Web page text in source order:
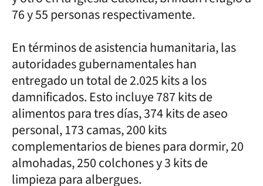
76 y 55 personas respectivamente.
En términos de asistencia humanitaria, las
autoridades gubernamentales han
entregado un total de 2.025 kits a los
damnificados. Esto incluye 787 kits de
alimentos para tres días, 374 kits de aseo
personal, 173 camas, 200 kits
complementarios de bienes para dormir, 20
almohadas, 250 colchones y 3 kits de
limpieza para albergues.